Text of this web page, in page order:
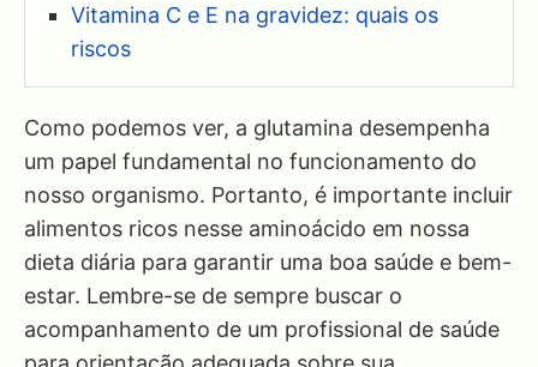
Vitamina C e E na gravidez: quais os
riscos
Como podemos ver, a glutamina desempenha
um papel fundamental no funcionamento do
nosso organismo. Portanto, é importante incluir
alimentos ricos nesse aminoácido em nossa
dieta diária para garantir uma boa saúde e bem-
estar. Lembre-se de sempre buscar o
acompanhamento de um profissional de saúde